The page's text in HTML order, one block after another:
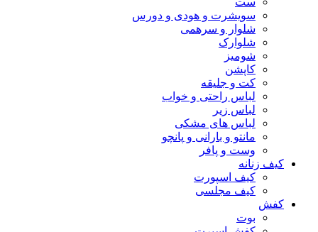
سویشرت و هودی و دورس
شلوار و سرهمی
شلوارک
شومیز
کاپشن
کت و جلیقه
لباس راحتی و خواب
لباس زیر
لباس های مشکی
مانتو و بارانی و پانچو
وست و پافر
کیف زنانه
کیف اسپورت
کیف مجلسی
کفش
بوت